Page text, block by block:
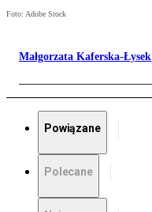
Foto: Adobe Stock
Małgorzata Kaferska-Łysek
Powiązane
Polecane